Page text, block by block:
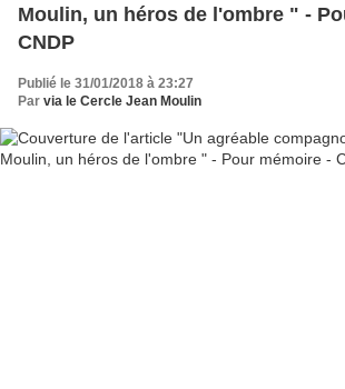
Moulin, un héros de l'ombre " -
CNDP
Publié le 31/01/2018 à 23:27
Par via le Cercle Jean Moulin